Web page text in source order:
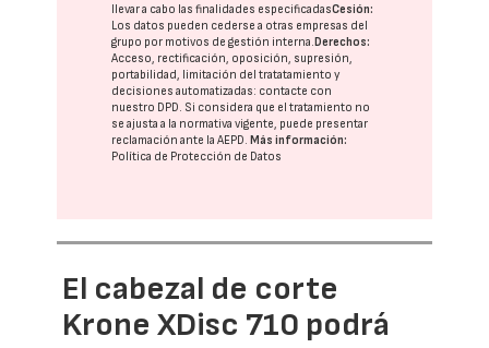
llevar a cabo las finalidades especificadasCesión:
Los datos pueden cederse a otras empresas del
grupo por motivos de gestión interna.Derechos:
Acceso, rectificación, oposición, supresión,
portabilidad, limitación del tratatamiento y
decisiones automatizadas: contacte con
nuestro DPD. Si considera que el tratamiento no
se ajusta a la normativa vigente, puede presentar
reclamación ante laAEPD.Más información:
Política de Protección de Datos
El cabezal de corte
Krone XDisc 710 podrá